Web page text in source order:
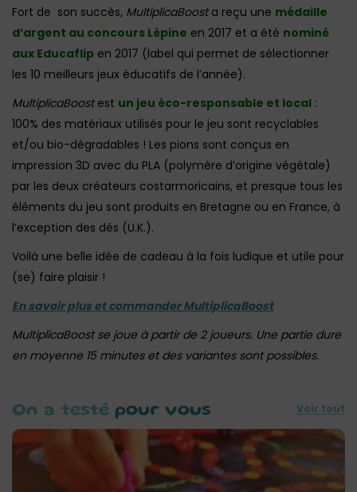
Fort de son succès, MultiplicaBoosta reçu une médaille
d’argent au concours Lépine en 2017 et a été nominé
aux Educaflip en 2017 (label qui permet de sélectionner
les 10 meilleurs jeux éducatifs de l’année).
MultiplicaBoostest un jeu éco-responsable et local :
100% des matériaux utilisés pour le jeu sont recyclables
et/ou bio-dégradables ! Les pions sont conçus en
impression 3D avec du PLA (polymère d’origine végétale)
par les deux créateurs costarmoricains, et presque tous les
éléments du jeu sont produits en Bretagne ou en France, à
l’exception des dés (U.K.).
Voilà une belle idée de cadeau à la fois ludique et utile pour
(se) faire plaisir !
En savoir plus et commander MultiplicaBoost
MultiplicaBoost se joue à partir de 2 joueurs. Une partie dure
en moyenne 15 minutes et des variantes sont possibles.
On a testé pour vous Voir tout